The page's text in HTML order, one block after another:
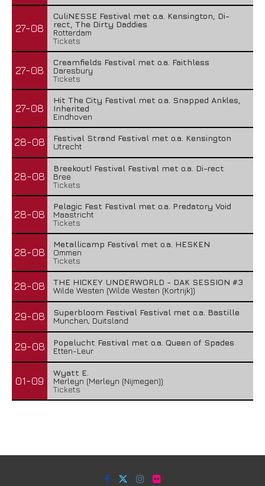
27-08
CuliNESSE Festival met o.a. Kensington, Di-
rect, The Dirty Daddies
Rotterdam
Tickets
27-08
Creamfields Festival met o.a. Faithless
Daresbury
Tickets
27-08
Hit The City Festival met o.a. Snapped Ankles,
Inherited
Eindhoven
28-08
Festival Strand Festival met o.a. Kensington
Utrecht
28-08
Breekout! Festival Festival met o.a. Di-rect
Bree
Tickets
28-08
Pelagic Fest Festival met o.a. Predatory Void
Maastricht
Tickets
28-08
Metallicamp Festival met o.a. HESKEN
Ommen
Tickets
28-08
THE HICKEY UNDERWORLD - DAK SESSION #3
Wilde Westen (Wilde Westen (Kortrijk))
29-08
Superbloom Festival Festival met o.a. Bastille
Munchen, Duitsland
29-08
Popelucht Festival met o.a. Queen of Spades
Etten-Leur
01-09
Wyatt E.
Merleyn (Merleyn (Nijmegen))
Tickets